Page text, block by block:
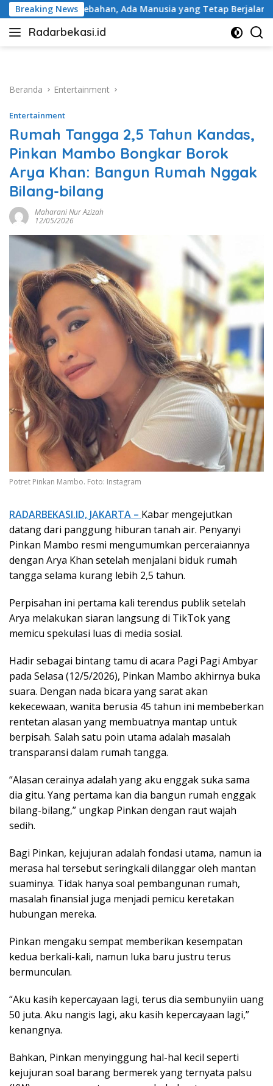
Langsung
ke
konten
Breaking News
Ada Manusia yang Tetap Berjalan BRI Peduli
Radarbekasi.id
Berita
Beranda
Entertainment
Entertainment
Rumah Tangga 2,5 Tahun Kandas,
Pinkan Mambo Bongkar Borok
Arya Khan: Bangun Rumah Nggak
Bilang-bilang
Maharani Nur Azizah
12/05/2026
Potret Pinkan Mambo. Foto: Instagram
RADARBEKASI.ID, JAKARTA – Kabar mengejutkan
datang dari panggung hiburan tanah air. Penyanyi
Pinkan Mambo resmi mengumumkan perceraiannya
dengan Arya Khan setelah menjalani biduk rumah
tangga selama kurang lebih 2,5 tahun.
Perpisahan ini pertama kali terendus publik setelah
Arya melakukan siaran langsung di TikTok yang
memicu spekulasi luas di media sosial.
Hadir sebagai bintang tamu di acara Pagi Pagi Ambyar
pada Selasa (12/5/2026), Pinkan Mambo akhirnya buka
suara. Dengan nada bicara yang sarat akan
kekecewaan, wanita berusia 45 tahun ini membeberkan
rentetan alasan yang membuatnya mantap untuk
berpisah. Salah satu poin utama adalah masalah
transparansi dalam rumah tangga.
“Alasan cerainya adalah yang aku enggak suka sama
dia gitu. Yang pertama kan dia bangun rumah enggak
bilang-bilang,” ungkap Pinkan dengan raut wajah
sedih.
Bagi Pinkan, kejujuran adalah fondasi utama, namun ia
merasa hal tersebut seringkali dilanggar oleh mantan
suaminya. Tidak hanya soal pembangunan rumah,
masalah finansial juga menjadi pemicu keretakan
hubungan mereka.
Pinkan mengaku sempat memberikan kesempatan
kedua berkali-kali, namun luka baru justru terus
bermunculan.
“Aku kasih kepercayaan lagi, terus dia sembunyiin uang
50 juta. Aku nangis lagi, aku kasih kepercayaan lagi,”
kenangnya.
Bahkan, Pinkan menyinggung hal-hal kecil seperti
kejujuran soal barang bermerek yang ternyata palsu